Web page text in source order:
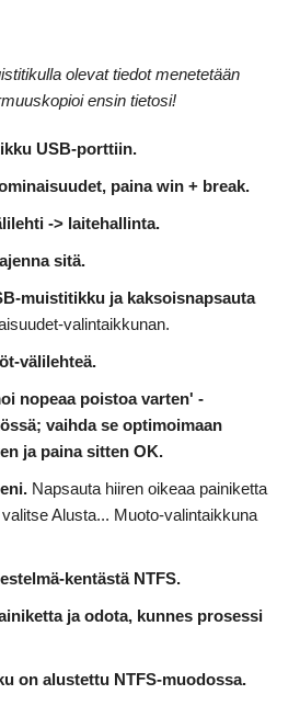
olevat tiedot menetetään
ensin tietosi!
USB-porttiin.
paina win + break.
-> laitehallinta.
sitä.
muistitikku ja kaksoisnapsauta
valintaikkunan.
välilehteä.
nopeaa poistoa varten' -
vaihda se optimoimaan
ja paina sitten OK.
Napsauta hiiren oikeaa painiketta
valitse Alusta... Muoto-valintaikkuna
kentästä NTFS.
ja odota, kunnes prosessi
on alustettu NTFS-muodossa.